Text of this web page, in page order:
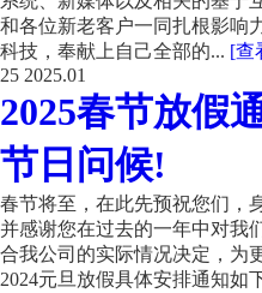
和各位新老客户一同扎根影响
科技，奉献上自己全部的... [查
25 2025.01
2025春节放假
节日问候!
春节将至，在此先预祝您们，
并感谢您在过去的一年中对我
合我公司的实际情况决定，为
2024元旦放假具体安排通知如